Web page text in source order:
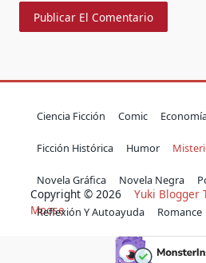
Ciencia Ficción Comic
Ficción Histórica Humor
Novela Gráfica Novela Negra
Reflexión Y Autoayuda Romance
Copyright © 2026 Yuki Blogger
Moose